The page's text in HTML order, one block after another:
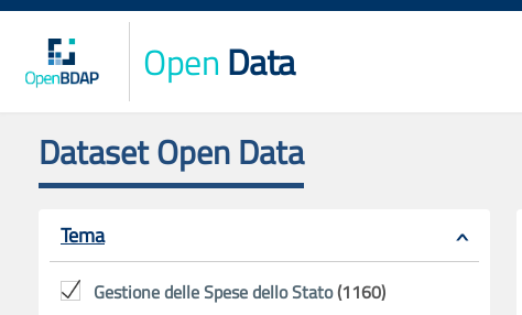
Open Data
Dataset Open Data
Tema
Gestione delle Spese dello Stato(1160)